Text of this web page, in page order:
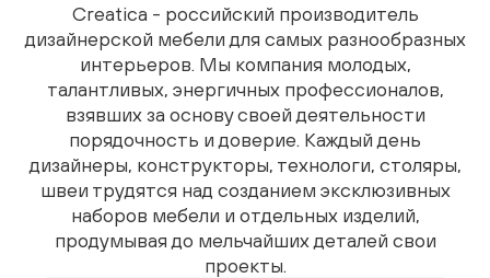
Кресла
Кровати
Cтулья
Столы
Живопись
Creatica - российский производитель
дизайнерской мебели для самых разнообразных
интерьеров. Мы компания молодых,
талантливых, энергичных профессионалов,
взявших за основу своей деятельности
порядочность и доверие. Каждый день
дизайнеры, конструкторы, технологи, столяры,
швеи трудятся над созданием эксклюзивных
наборов мебели и отдельных изделий,
продумывая до мельчайших деталей свои
проекты.